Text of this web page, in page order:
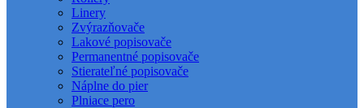
Linery
Zvýrazňovače
Lakové popisovače
Permanentné popisovače
Stierateľné popisovače
Náplne do pier
Plniace pero